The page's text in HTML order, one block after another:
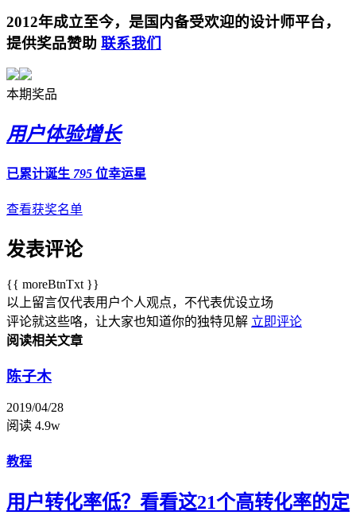
2012年成立至今，是国内备受欢迎的设计师平台，
提供奖品赞助 联系我们
本期奖品
用户体验增长
已累计诞生 795 位幸运星
查看获奖名单
发表评论
{{ moreBtnTxt }}
以上留言仅代表用户个人观点，不代表优设立场
评论就这些咯，让大家也知道你的独特见解 立即评论
阅读相关文章
陈子木
2019/04/28
阅读 4.9w
教程
用户转化率低？看看这21个高转化率的定